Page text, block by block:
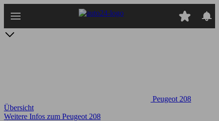
Hauptinhalt
Peugeot 208
Übersicht
Weitere Infos zum Peugeot 208